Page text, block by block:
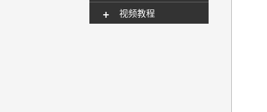
视频教程
+